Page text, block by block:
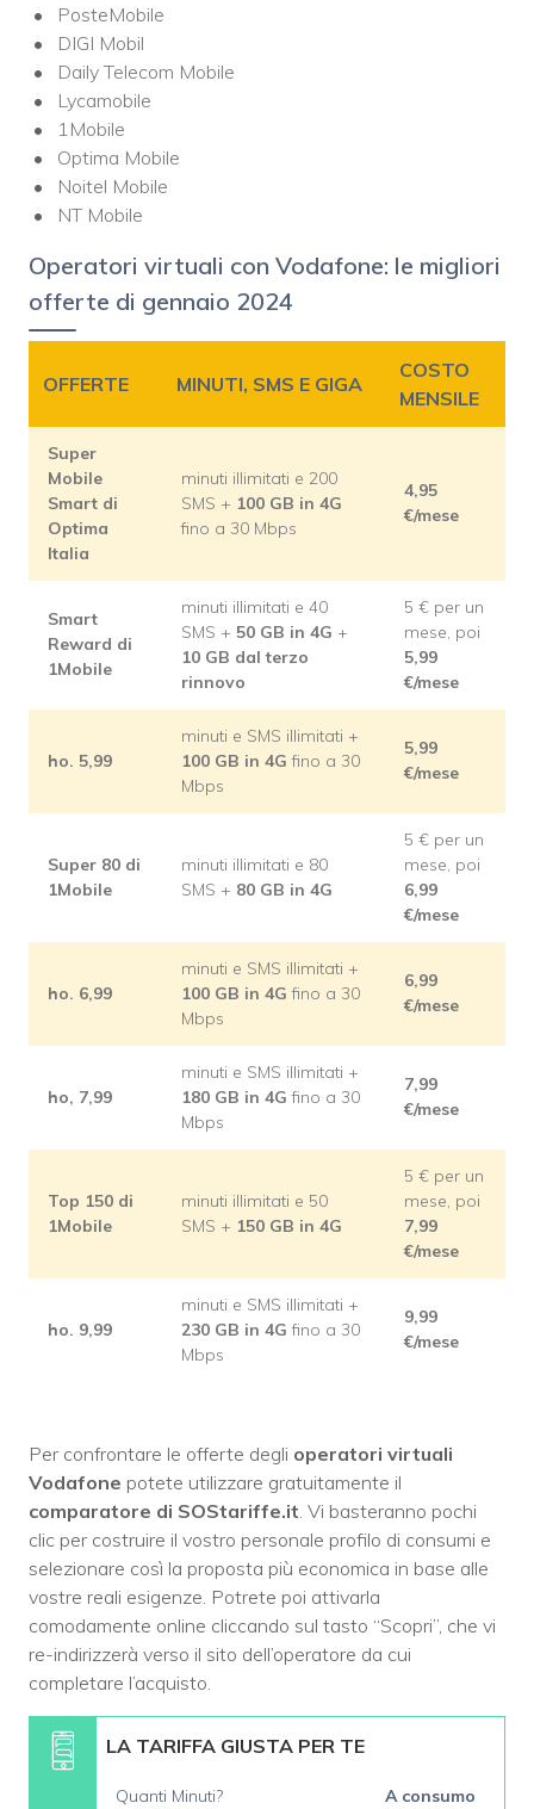
PosteMobile
DIGI Mobil
Daily Telecom Mobile
Lycamobile
1Mobile
Optima Mobile
Noitel Mobile
NT Mobile
Operatori virtuali con Vodafone: le migliori
offerte di gennaio 2024
OFFERTE MINUTI, SMS E GIGA
COSTO
MENSILE
Super
Mobile
Smart di
Optima
Italia
minuti illimitati e 200
SMS + 100 GB in 4G
fino a 30 Mbps
4,95
€/mese
Smart
Reward di
1Mobile
minuti illimitati e 40
SMS + 50 GB in 4G +
10 GB dal terzo
rinnovo
5 € per un
mese, poi
5,99
€/mese
ho. 5,99
minuti e SMS illimitati +
100 GB in 4G fino a 30
Mbps
5,99
€/mese
Super 80 di
1Mobile
minuti illimitati e 80
SMS + 80 GB in 4G
5 € per un
mese, poi
6,99
€/mese
ho. 6,99
minuti e SMS illimitati +
100 GB in 4G fino a 30
Mbps
6,99
€/mese
ho, 7,99
minuti e SMS illimitati +
180 GB in 4G fino a 30
Mbps
7,99
€/mese
Top 150 di
1Mobile
minuti illimitati e 50
SMS + 150 GB in 4G
5 € per un
mese, poi
7,99
€/mese
ho. 9,99
minuti e SMS illimitati +
230 GB in 4G fino a 30
Mbps
9,99
€/mese
Per confrontare le offerte degli operatori virtuali
Vodafone potete utilizzare gratuitamente il
comparatore di SOStariffe.it. Vi basteranno pochi
clic per costruire il vostro personale profilo di consumi e
selezionare così la proposta più economica in base alle
vostre reali esigenze. Potrete poi attivarla
comodamente online cliccando sul tasto “Scopri”, che vi
re-indirizzerà verso il sito dell’operatore da cui
completare l’acquisto.
LA TARIFFA GIUSTA PER TE
Quanti Minuti? A consumo